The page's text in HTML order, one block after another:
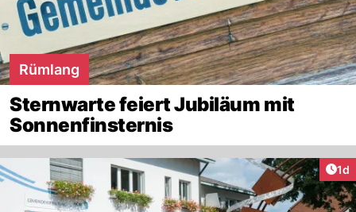
Rümlang
Sternwarte feiert Jubiläum mit
Sonnenfinsternis
1d